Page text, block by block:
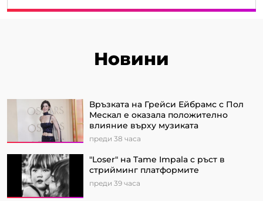
Новини
Връзката на Грейси Ейбрамс с Пол
Мескал е оказала положително
влияние върху музиката
преди 38 часа
"Loser" на Tame Impala с ръст в
стрийминг платформите
преди 39 часа